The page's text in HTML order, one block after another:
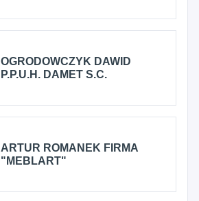
OGRODOWCZYK DAWID
P.P.U.H. DAMET S.C.
ARTUR ROMANEK FIRMA
"MEBLART"